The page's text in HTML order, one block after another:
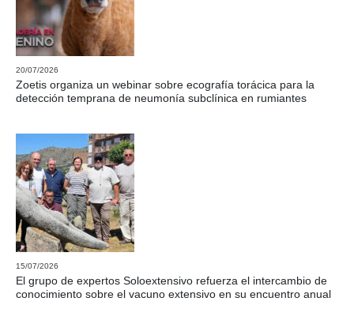
20/07/2026
Zoetis organiza un webinar sobre ecografía torácica para la
detección temprana de neumonía subclínica en rumiantes
15/07/2026
El grupo de expertos Soloextensivo refuerza el intercambio de
conocimiento sobre el vacuno extensivo en su encuentro anual